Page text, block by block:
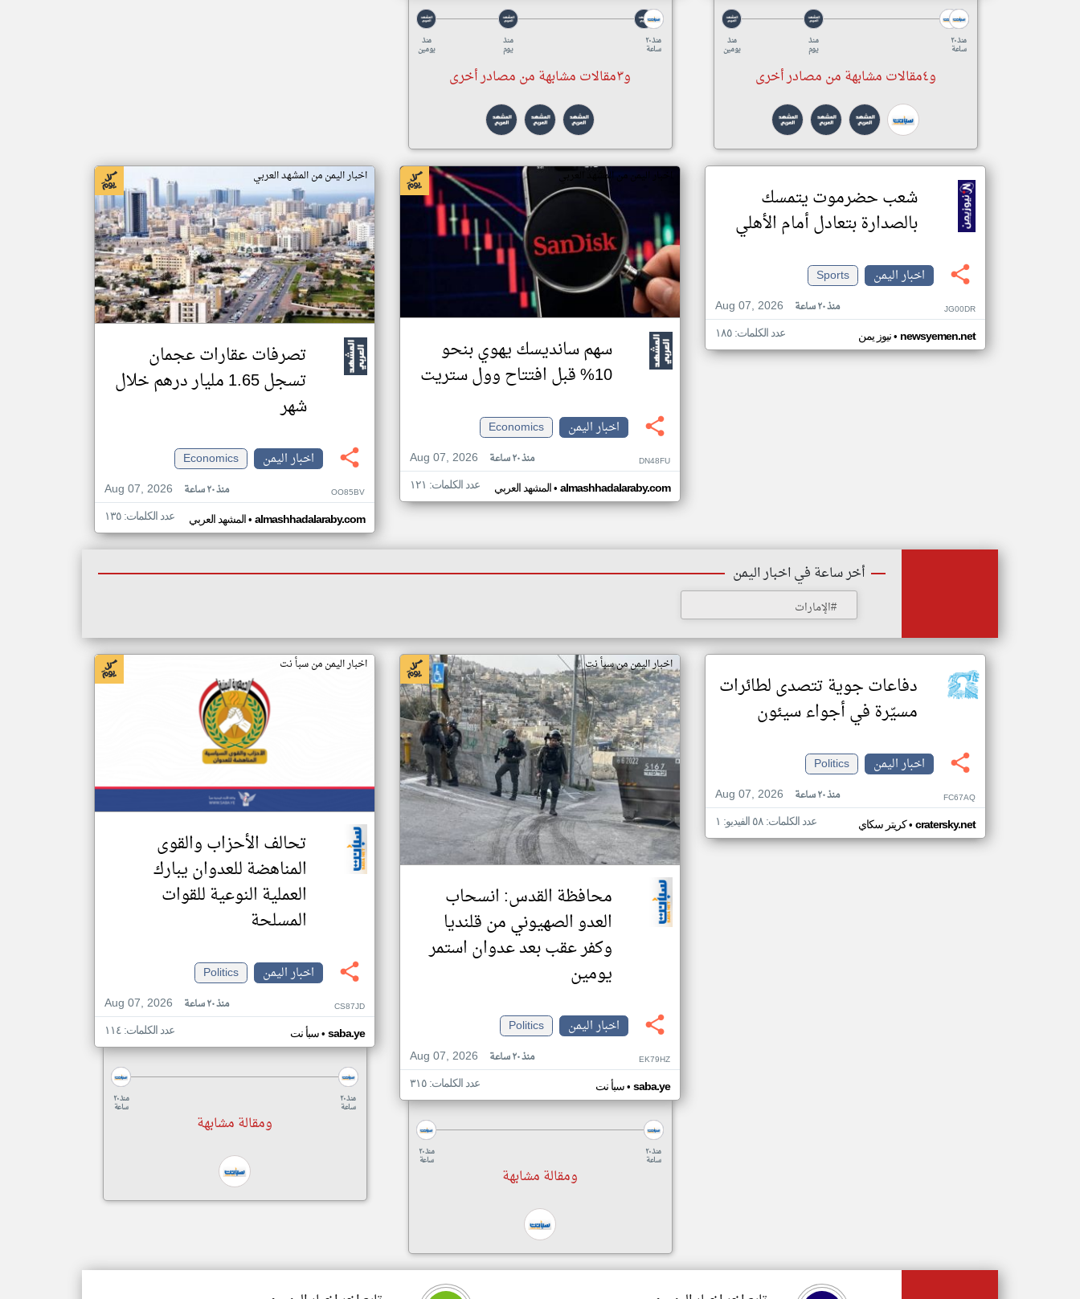
منذ
يومين
منذ
يوم
منذ ٢٠
ساعة
و٤مقالات مشابهة من مصادر أخرى
منذ
يومين
منذ
يوم
منذ ٢٠
ساعة
و٣مقالات مشابهة من مصادر أخرى
شعب حضرموت يتمسك
بالصدارة بتعادل أمام الأهلي
اخبار اليمن
Sports
Aug 07, 2026
منذ ٢٠ ساعة JG00DR
نيوز يمن• newsyemen.net عدد الكلمات: ١٨٥
اخبار اليمن من المشهد العربي
سهم سانديسك يهوي بنحو
10% قبل افتتاح وول ستريت
اخبار اليمن
Economics
Aug 07, 2026
منذ ٢٠ ساعة DN48FU
المشهد العربي• almashhadalaraby.com عدد الكلمات: ١٢١
اخبار اليمن من المشهد العربي
تصرفات عقارات عجمان
تسجل 1.65 مليار درهم خلال
شهر
اخبار اليمن
Economics
Aug 07, 2026
منذ ٢٠ ساعة OO85BV
المشهد العربي• almashhadalaraby.com عدد الكلمات: ١٣٥
أخر ساعة في اخبار اليمن
#الإمارات
دفاعات جوية تتصدى لطائرات
مسيّرة في أجواء سيئون
اخبار اليمن
Politics
Aug 07, 2026
منذ ٢٠ ساعة FC67AQ
كريتر سكاي• cratersky.net عدد الكلمات: ٥٨ الفيديو: ١
اخبار اليمن من سبأ نت
محافظة القدس: انسحاب
العدو الصهيوني من قلنديا
وكفر عقب بعد عدوان استمر
يومين
اخبار اليمن
Politics
Aug 07, 2026
منذ ٢٠ ساعة EK79HZ
سبأ نت• saba.ye عدد الكلمات: ٣١٥
منذ ٢٠
ساعة
منذ ٢٠
ساعة
ومقالة مشابهة
اخبار اليمن من سبأ نت
تحالف الأحزاب والقوى
المناهضة للعدوان يبارك
العملية النوعية للقوات
المسلحة
اخبار اليمن
Politics
Aug 07, 2026
منذ ٢٠ ساعة CS87JD
سبأ نت• saba.ye عدد الكلمات: ١١٤
منذ ٢٠
ساعة
منذ ٢٠
ساعة
ومقالة مشابهة